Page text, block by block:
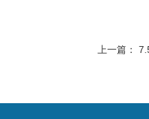
上一篇：